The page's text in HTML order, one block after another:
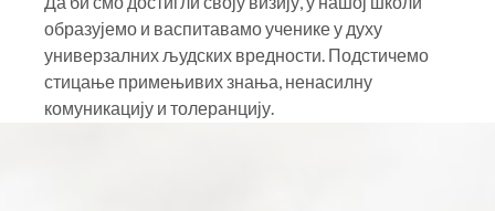
универзалних људских вредности. Подстичемо
стицање примењивих знања, ненасилну
комуникацију и толеранцију.